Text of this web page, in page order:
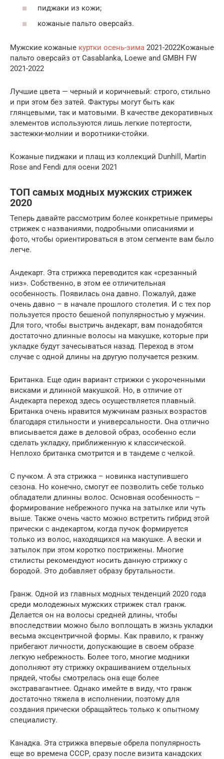
пиджаки из кожи;
кожаные пальто оверсайз.
Мужские кожаные куртки осень-зима 2021-2022Кожаные
пальто оверсайз от Casablanka, Loewe and GMBH FW
2021-2022
Лучшие цвета — черный и коричневый: строго, стильно
и при этом без затей. Фактуры могут быть как
глянцевыми, так и матовыми. В качестве декоративных
элементов используются лишь легкие потертости,
застежки-молнии и воротники-стойки.
Кожаные пиджаки и плащ из коллекций Dunhill, Martin
Rose and Fendi для осени 2021
ТОП самых модных мужских стрижек
2020
Теперь давайте рассмотрим более конкретные примеры
стрижек с названиями, подробными описаниями и
фото, чтобы ориентироваться в этом сегменте вам было
легче.
Андекарт. Эта стрижка переводится как «срезанный
низ». Собственно, в этом ее отличительная
особенность. Появилась она давно. Пожалуй, даже
очень давно – в начале прошлого столетия. И с тех пор
пользуется просто бешеной популярностью у мужчин.
Для того, чтобы выстричь андекарт, вам понадобятся
достаточно длинные волосы на макушке, которые при
укладке будут зачесываться назад. Переход в этом
случае с одной длины на другую получается резким.
Британка. Еще один вариант стрижки с укороченными
висками и длинной макушкой. Но, в отличие от
Андекарта переход здесь осуществляется плавный.
Британка очень нравится мужчинам разных возрастов
благодаря стильности и универсальности. Она отлично
вписывается даже в деловой образ, особенно если
сделать укладку, приближенную к классической.
Неплохо британка смотрится и в тандеме с челкой.
С пучком. А эта стрижка – новинка наступившего
сезона. Но конечно, смогут ее позволить себе только
обладатели длинны волос. Основная особенность –
формирование небрежного пучка на затылке или чуть
выше. Также очень часто можно встретить гибрид этой
прически с андекартом, когда пучок формируется
только из волос, находящихся на макушке. А вески и
затылок при этом коротко пострижены. Многие
стилисты рекомендуют носить данную стрижку с
бородой. Это добавляет образу брутальности.
Гранж. Одной из главных модных тенденций 2020 года
среди молодежных мужских стрижек стал гранж.
Делается он на волосы средней длины, чтобы
впоследствии можно было воплощать в жизнь укладки
весьма эксцентричной формы. Как правило, к гранжу
прибегают личности, допускающие в своем образе
легкую небрежность. Более того, многие модники
дополняют эту стрижку окрашиванием отдельных
прядей, чтобы смотрелась она еще более
экстравагантнее. Однако имейте в виду, что гранж
достаточно тяжела в исполнении, поэтому для
создания прически обращайтесь только к опытному
специалисту.
Канадка. Эта стрижка впервые обрела популярность
еще во времена СССР, сразу после визита канадских